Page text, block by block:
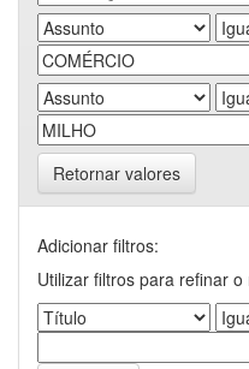
Retornar valores
Adicionar filtros:
Utilizar filtros para refinar